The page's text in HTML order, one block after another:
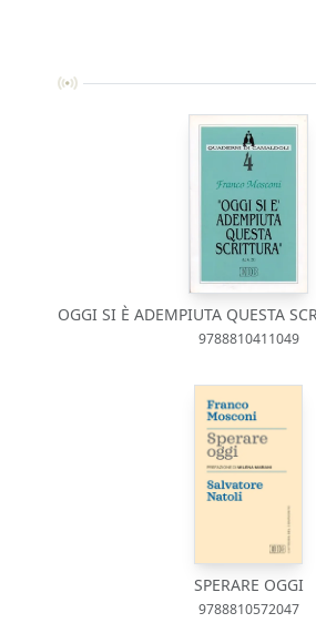
OGGI SI È ADEMPIUTA QUESTA
9788810411049
SPERARE OGGI
9788810572047